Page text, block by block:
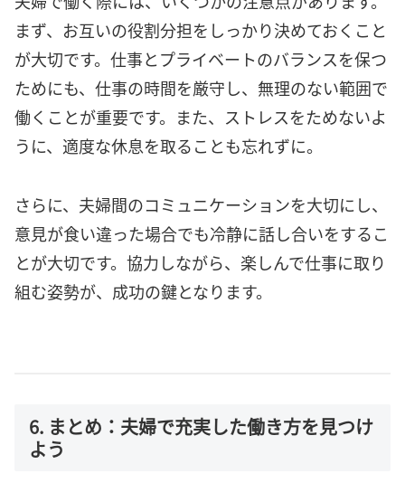
まず、お互いの役割分担をしっかり決めておくこと
が大切です。仕事とプライベートのバランスを保つ
ためにも、仕事の時間を厳守し、無理のない範囲で
働くことが重要です。また、ストレスをためないよ
うに、適度な休息を取ることも忘れずに。
さらに、夫婦間のコミュニケーションを大切にし、
意見が食い違った場合でも冷静に話し合いをするこ
とが大切です。協力しながら、楽しんで仕事に取り
組む姿勢が、成功の鍵となります。
6. まとめ：夫婦で充実した働き方を見つけ
よう